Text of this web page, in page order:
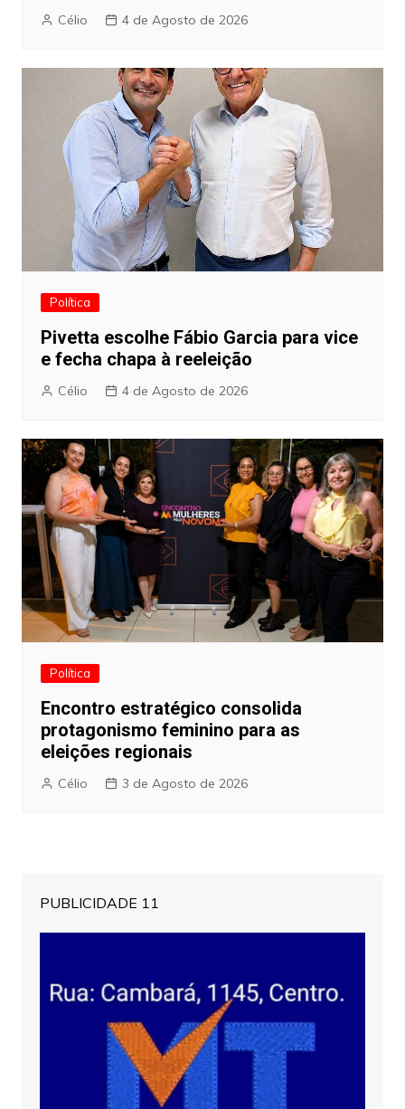
Célio 4 de Agosto de 2026
Política
Pivetta escolhe Fábio Garcia para vice
e fecha chapa à reeleição
Célio 4 de Agosto de 2026
Política
Encontro estratégico consolida
protagonismo feminino para as
eleições regionais
Célio 3 de Agosto de 2026
PUBLICIDADE 11